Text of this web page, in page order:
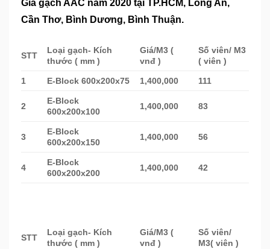
Giá gạch AAC năm 2020 tại TP.HCM, Long An,
Cần Thơ, Bình Dương, Bình Thuận.
STT
Loại gạch- Kích
thước ( mm )
Giá/M3 (
vnđ )
Số viên/ M3
( viên )
1 E-Block 600x200x75 1,400,000 111
2
E-Block
600x200x100
1,400,000 83
3
E-Block
600x200x150
1,400,000 56
4
E-Block
600x200x200
1,400,000 42
STT
Loại gạch- Kích
thước ( mm )
Giá/M3 (
vnđ )
Số viên/
M3( viên )